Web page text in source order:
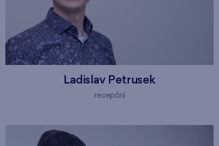
Ladislav Petrusek
recepční